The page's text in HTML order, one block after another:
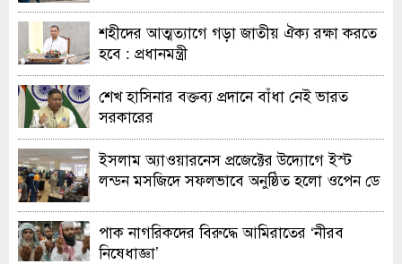
শহীদের আত্মত্যাগে গড়া জাতীয় ঐক্য রক্ষা করতে
হবে : প্রধানমন্ত্রী
শেখ হাসিনার বক্তব্য প্রদানে বাঁধা নেই ভারত
সরকারের
ইসলাম অ্যাওয়ারনেস প্রজেক্টের উদ্যোগে ইস্ট
লন্ডন মসজিদে সফলভাবে অনুষ্ঠিত হলো ওপেন ডে
পাক নাগরিকদের বিরুদ্ধে আমিরাতের ‘নীরব
নিষেধাজ্ঞা’